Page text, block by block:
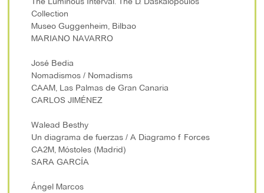
Collection
Museo Guggenheim, Bilbao
MARIANO NAVARRO
José Bedia
Nomadismos / Nomadisms
CAAM, Las Palmas de Gran Canaria
CARLOS JIMÉNEZ
Walead Besthy
Un diagrama de fuerzas / A Diagramo f Forces
CA2M, Móstoles (Madrid)
SARA GARCÍA
Ángel Marcos